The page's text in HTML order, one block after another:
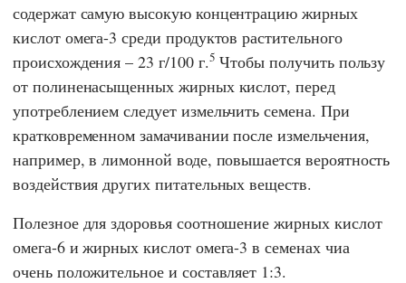
содержат самую высокую концентрацию жирных
кислот омега-3 среди продуктов растительного
происхождения – 23 г/100 г.5 Чтобы получить пользу
от полиненасыщенных жирных кислот, перед
употреблением следует измельчить семена. При
кратковременном замачивании после измельчения,
например, в лимонной воде, повышается вероятность
воздействия других питательных веществ.
Полезное для здоровья соотношение жирных кислот
омега-6 и жирных кислот омега-3 в семенах чиа
очень положительное и составляет 1:3.